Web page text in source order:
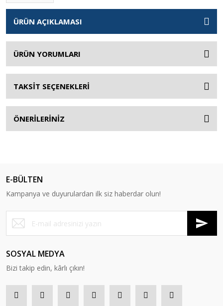
ÜRÜN AÇIKLAMASI
ÜRÜN YORUMLARI
TAKSİT SEÇENEKLERİ
ÖNERİLERİNİZ
E-BÜLTEN
Kampanya ve duyurulardan ilk siz haberdar olun!
SOSYAL MEDYA
Bizi takip edin, kârlı çıkın!